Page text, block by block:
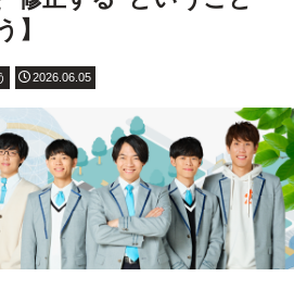
】
2026.06.05